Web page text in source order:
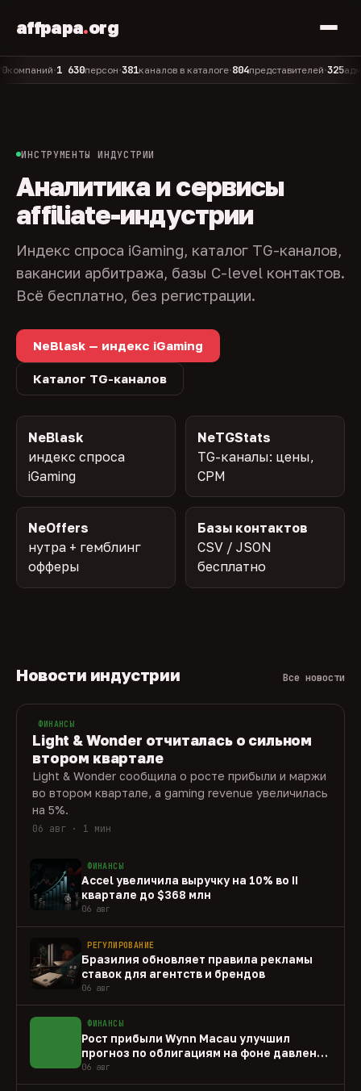
affpapa.org
•1 630персон•381каналов в каталоге•804представителей•325админов
ИНСТРУМЕНТЫ ИНДУСТРИИ
Аналитика и сервисы
affiliate-индустрии
Индекс спроса iGaming, каталог TG-каналов,
вакансии арбитража, базы C-level контактов.
Всё бесплатно, без регистрации.
NeBlask — индекс iGaming
Каталог TG-каналов
NeBlask
индекс спроса
iGaming
NeTGStats
TG-каналы: цены,
CPM
NeOffers
нутра + гемблинг
офферы
Базы контактов
CSV / JSON
бесплатно
Новости индустрии Все новости
ФИНАНСЫ
Light & Wonder отчиталась о сильном
втором квартале
Light & Wonder сообщила о росте прибыли и маржи
во втором квартале, а gaming revenue увеличилась
на 5%.
06 авг · 1 мин
ФИНАНСЫ
Accel увеличила выручку на 10% во II
квартале до $368 млн
06 авг
РЕГУЛИРОВАНИЕ
Бразилия обновляет правила рекламы
ставок для агентств и брендов
06 авг
ФИНАНСЫ
Рост прибыли Wynn Macau улучшил
прогноз по облигациям на фоне давления
capex
06 авг